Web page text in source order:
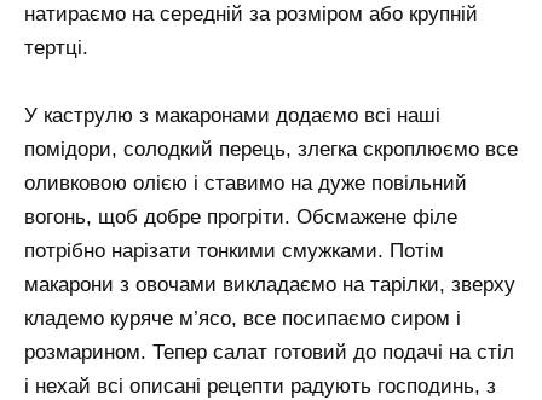
натираємо на середній за розміром або крупній
тертці.
У каструлю з макаронами додаємо всі наші
помідори, солодкий перець, злегка скроплюємо все
оливковою олією і ставимо на дуже повільний
вогонь, щоб добре прогріти. Обсмажене філе
потрібно нарізати тонкими смужками. Потім
макарони з овочами викладаємо на тарілки, зверху
кладемо куряче м’ясо, все посипаємо сиром і
розмарином. Тепер салат готовий до подачі на стіл
і нехай всі описані рецепти радують господинь, з